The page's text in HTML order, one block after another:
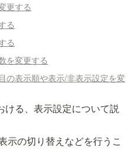
更する
る
る
を変更する
の表示順や表示/非表示設定を変
ける、表示設定について説
示の切り替えなどを行うこ